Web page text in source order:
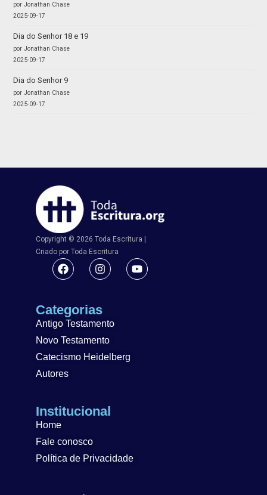
por Jonathan Chase
2025-09-17
Dia do Senhor 18 e 19
por Jonathan Chase
2025-09-17
Dia do Senhor 9
por Jonathan Chase
2025-09-17
Copyright © 2026 Toda Escritura |
Criado por Toda Escritura
Categorias
Antigo Testamento
Novo Testamento
Catecismo Heidelberg
Autores
Institucional
Home
Fale conosco
Política de Privacidade